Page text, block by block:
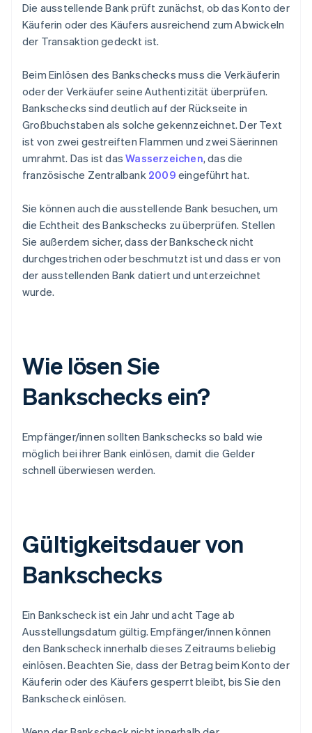
Die ausstellende Bank prüft zunächst, ob das Konto der
Käuferin oder des Käufers ausreichend zum Abwickeln
der Transaktion gedeckt ist.
Beim Einlösen des Bankschecks muss die Verkäuferin
oder der Verkäufer seine Authentizität überprüfen.
Bankschecks sind deutlich auf der Rückseite in
Großbuchstaben als solche gekennzeichnet. Der Text
ist von zwei gestreiften Flammen und zwei Säerinnen
umrahmt. Das ist dasWasserzeichen, das die
französische Zentralbank 2009 eingeführt hat.
Sie können auch die ausstellende Bank besuchen, um
die Echtheit des Bankschecks zu überprüfen. Stellen
Sie außerdem sicher, dass der Bankscheck nicht
durchgestrichen oder beschmutzt ist und dass er von
der ausstellenden Bank datiert und unterzeichnet
wurde.
Wie lösen Sie
Bankschecks ein?
Empfänger/innen sollten Bankschecks so bald wie
möglich bei ihrer Bank einlösen, damit die Gelder
schnell überwiesen werden.
Gültigkeitsdauer von
Bankschecks
Ein Bankscheck ist ein Jahr und acht Tage ab
Ausstellungsdatum gültig. Empfänger/innen können
den Bankscheck innerhalb dieses Zeitraums beliebig
einlösen. Beachten Sie, dass der Betrag beim Konto der
Käuferin oder des Käufers gesperrt bleibt, bis Sie den
Bankscheck einlösen.